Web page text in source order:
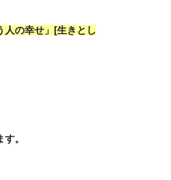
人の幸せ」[生きとし
。